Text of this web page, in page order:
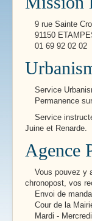
9 rue Sainte
91150
01 69 92 02 02
Service
Permanence sur
Service
Juine et Renarde.
Agence
Vous pouvez y
chronopost, vos
Envoi de
Cour de la
Mardi - Mercredi